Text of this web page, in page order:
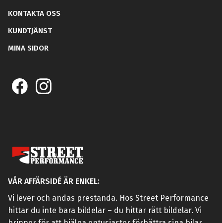
KONTAKTA OSS
KUNDTJÄNST
MINA SIDOR
VÅR AFFÄRSIDÉ ÄR ENKEL:
Vi lever och andas prestanda. Hos Street Performance
hittar du inte bara bildelar – du hittar rätt bildelar. Vi